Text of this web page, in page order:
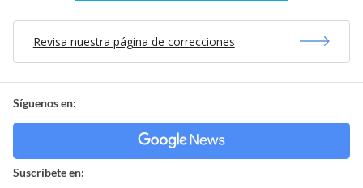
Revisa nuestra página de correcciones
Síguenos en:
Suscríbete en: